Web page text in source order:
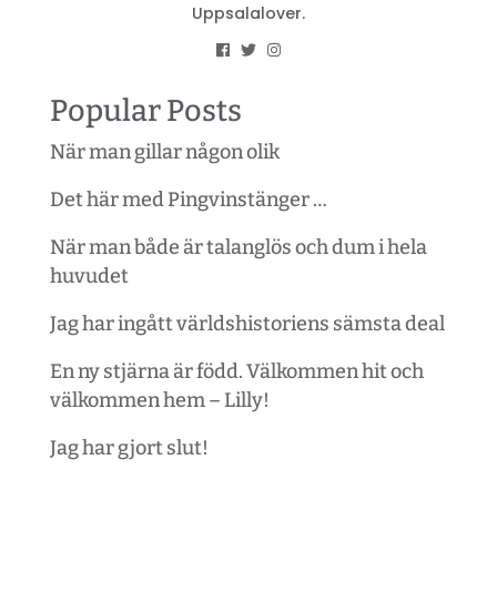
Uppsalalover.
Popular Posts
När man gillar någon olik
Det här med Pingvinstänger …
När man både är talanglös och dum i hela
huvudet
Jag har ingått världshistoriens sämsta deal
En ny stjärna är född. Välkommen hit och
välkommen hem – Lilly!
Jag har gjort slut!